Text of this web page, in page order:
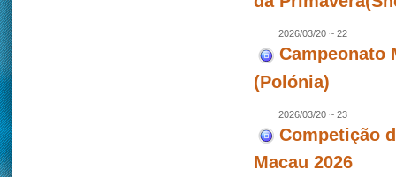
2026/03/20 ~ 22
Campeonato
(Polónia)
2026/03/20 ~ 23
Competição
Macau 2026